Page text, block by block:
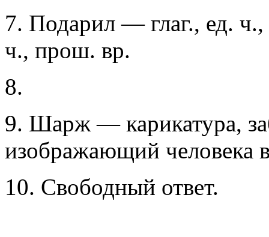
7. Подарил — глаг., ед.
ч., прош. вр.
8.
9. Шарж — карикатура,
изображающий человека
10. Свободный ответ.